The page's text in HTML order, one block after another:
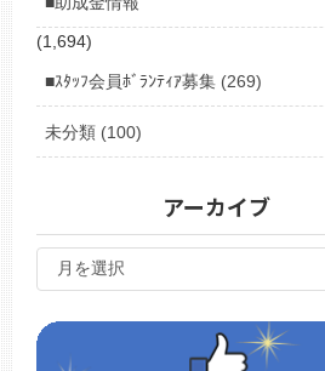
(1,694)
■ｽﾀｯﾌ会員ﾎﾞﾗﾝﾃｨｱ募集 (269)
未分類 (100)
アーカイブ